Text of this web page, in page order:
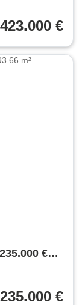
423.000 €
€
235.000 €